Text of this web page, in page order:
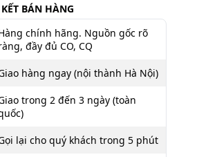
BÁN HÀNG
chính hãng. Nguồn gốc rõ
đầy đủ CO, CQ
hàng ngay (nội thành Hà Nội)
trong 2 đến 3 ngày (toàn
lại cho quý khách trong 5 phút